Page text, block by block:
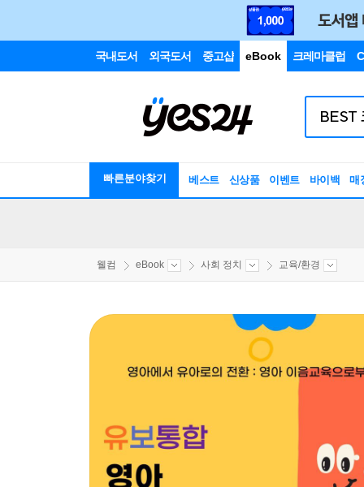
국내도서 외국도서 중고샵 eBook 크레마클럽
빠른분야찾기 베스트 신상품 이벤트 바이백 매
웰컴 eBook 사회 정치 교육/환경